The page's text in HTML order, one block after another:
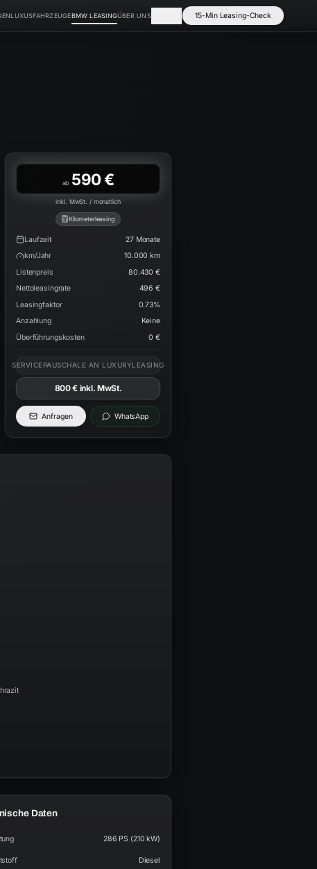
LUXUSFAHRZEUGEBMW LEASINGÜBER UNSKONTAKT 15-Min Leasing-Check
ab 590 €
inkl. MwSt. / monatlich
Kilometerleasing
Laufzeit 27Monate
km/Jahr
10.000 km
Listenpreis
80.430 €
Nettoleasingrate
496 €
Leasingfaktor
0.73%
Anzahlung
Keine
Überführungskosten
0 €
SERVICEPAUSCHALE AN LUXURYLEASING
800 € inkl. MwSt.
Anfragen WhatsApp
Daten
286 PS (210 kW)
Diesel